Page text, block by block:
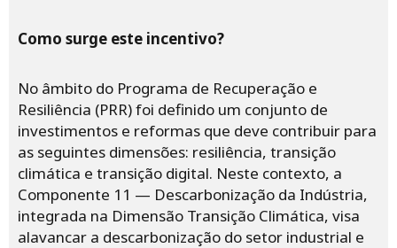
Como surge este incentivo?
No âmbito do Programa de Recuperação e
Resiliência (PRR) foi definido um conjunto de
investimentos e reformas que deve contribuir para
as seguintes dimensões: resiliência, transição
climática e transição digital. Neste contexto, a
Componente 11 — Descarbonização da Indústria,
integrada na Dimensão Transição Climática, visa
alavancar a descarbonização do setor industrial e